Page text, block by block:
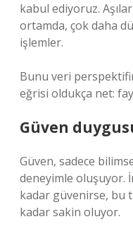
kabul ediyoruz.
ortamda, çok daha
işlemler.
Bunu veri
eğrisi oldukça net:
Güven
Güven, sadece
deneyimle oluşuyor.
kadar güvenirse, bu
kadar sakin oluyor.